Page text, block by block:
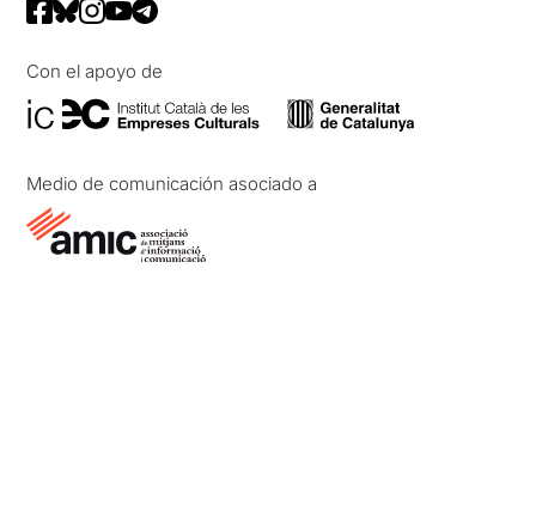
Con el apoyo de
Medio de comunicación asociado a